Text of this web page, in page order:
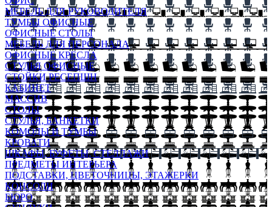
МЕБЕЛЬ ДЛЯ РУКОВОДИТЕЛЯ
ТУМБЫ ОФИСНЫЕ
ОФИСНЫЕ СТОЛЫ
МЕБЕЛЬ ДЛЯ ПЕРСОНАЛА
ОФИСНЫЕ КРЕСЛА
СТУЛЬЯ ОФИСНЫЕ
СТОЙКИ РЕСЕПШН
КАБИНЕТ
МАССИВ
СТОЛЫ
СТУЛЬЯ, БАНКЕТКИ
КОМОДЫ И ТУМБЫ
КРОВАТИ
ШКАФЫ, БУФЕТЫ, СТЕЛЛАЖИ
ПРЕДМЕТЫ ИНТЕРЬЕРА
ПОДСТАВКИ, ЦВЕТОЧНИЦЫ, ЭТАЖЕРКИ
КОНСОЛИ
БЮРО